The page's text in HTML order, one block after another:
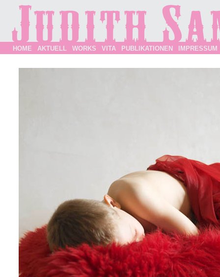
HOME AKTUELL WORKS VITA PUBLIKATIONEN IMPRESSUM